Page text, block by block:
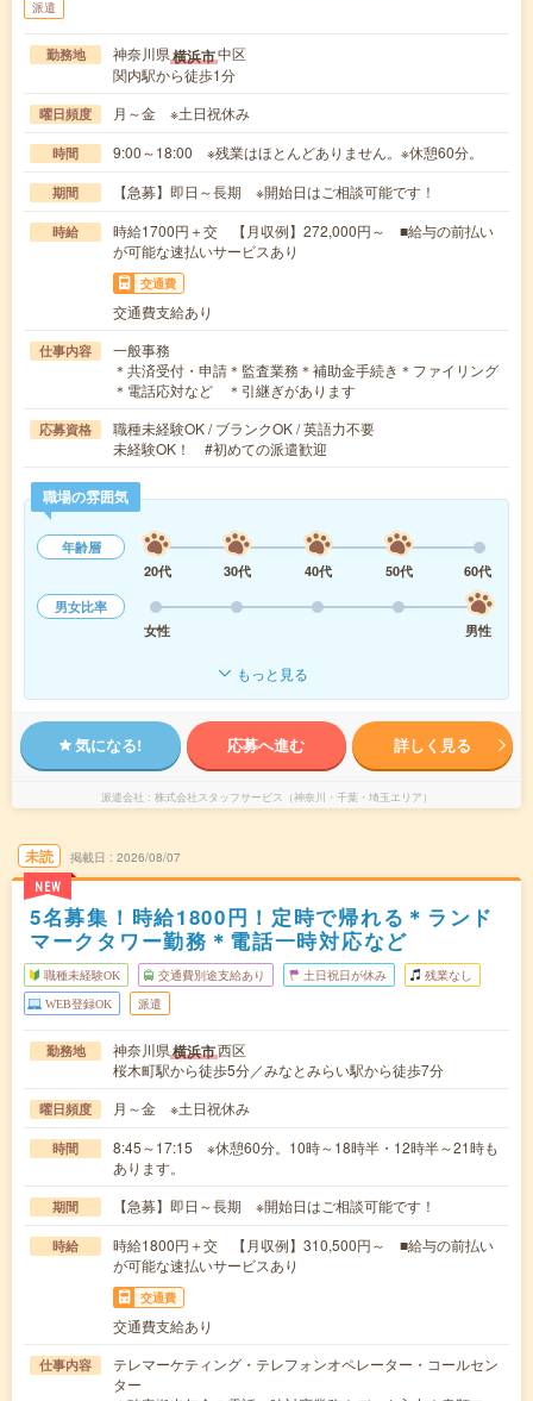
派遣
勤務地 神奈川県横浜市中区
関内駅から徒歩1分
曜日頻度 月～金 ※土日祝休み
時間 9:00～18:00 ※残業はほとんどありません。※休憩60分。
期間 【急募】即日～長期 ※開始日はご相談可能です！
時給
時給1700円＋交 【月収例】272,000円～ ■給与の前払い
が可能な速払いサービスあり
交通費
交通費支給あり
仕事内容
一般事務
＊共済受付・申請＊監査業務＊補助金手続き＊ファイリング
＊電話応対など ＊引継ぎがあります
応募資格
職種未経験OK / ブランクOK / 英語力不要
未経験OK！ #初めての派遣歓迎
職場の雰囲気
年齢層
20代
30代 40代 50代
60代
男女比率
女性
男性
もっと見る
気になる! 応募へ進む 詳しく見る
派遣会社 株式会社スタッフサービス（神奈川・千葉・埼玉エリア）
未読
NEW
掲載日 2026/08/07
5名募集！時給1800円！定時で帰れる＊ランド
マークタワー勤務＊電話一時対応など
職種未経験OK 交通費別途支給あり 土日祝日が休み 残業なし
WEB登録OK 派遣
勤務地 神奈川県横浜市西区
桜木町駅から徒歩5分／みなとみらい駅から徒歩7分
曜日頻度 月～金 ※土日祝休み
時間
8:45～17:15 ※休憩60分。10時～18時半・12時半～21時も
あります。
期間 【急募】即日～長期 ※開始日はご相談可能です！
時給
時給1800円＋交 【月収例】310,500円～ ■給与の前払い
が可能な速払いサービスあり
交通費
交通費支給あり
仕事内容
テレマーケティング・テレフォンオペレーター・コールセン
ター